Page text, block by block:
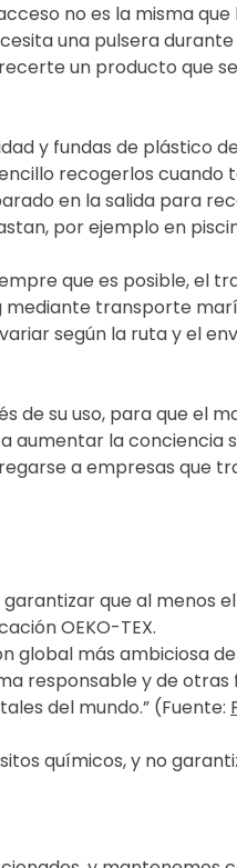
no es la misma
una pulsera
un producto que
y fundas de plástico
recogerlos
en la salida para
por ejemplo en
que es posible, el
transporte
según la ruta y el
de su uso, para que el
la conciencia
a empresas que
que al menos
OEKO-TEX.
global más ambiciosa
responsable y de
del mundo.” (Fuente:
químicos, y no